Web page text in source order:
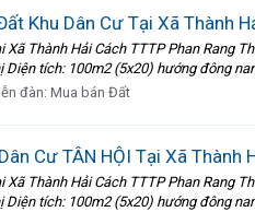
Khu Dân Cư Tại Xã Thành
Xã Thành Hải Cách TTTP Phan Rang
tích: 100m2 (5x20) hướng đông
đàn:Mua bán Đất
Cư TÂN HỘI Tại Xã Thành
Xã Thành Hải Cách TTTP Phan Rang
tích: 100m2 (5x20) hướng đông